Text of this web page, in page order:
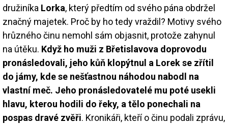
družiníka Lorka, který předtím od svého pána obdržel
značný majetek. Proč by ho tedy vraždil? Motivy svého
hrůzného činu nemohl sám objasnit, protože zahynul
na útěku. Když ho muži z Břetislavova doprovodu
pronásledovali, jeho kůň klopýtnul a Lorek se zřítil
do jámy, kde se nešťastnou náhodou nabodl na
vlastní meč. Jeho pronásledovatelé mu poté usekli
hlavu, kterou hodili do řeky, a tělo ponechali na
pospas dravé zvěři. Kronikáři, kteří o činu podali zprávu,